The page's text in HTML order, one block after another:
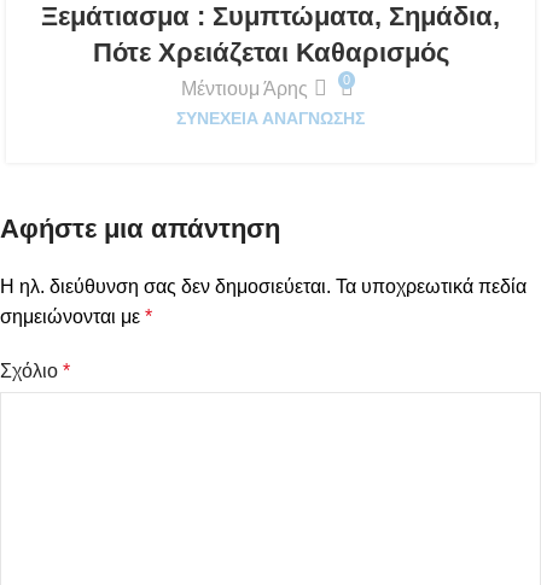
Ξεμάτιασμα : Συμπτώματα, Σημάδια,
Πότε Χρειάζεται Καθαρισμός
Μέντιουμ Άρης 0
ΣΥΝΈΧΕΙΑ ΑΝΆΓΝΩΣΗΣ
Αφήστε μια απάντηση
Η ηλ. διεύθυνση σας δεν δημοσιεύεται. Τα υποχρεωτικά πεδία
σημειώνονται με *
Σχόλιο *